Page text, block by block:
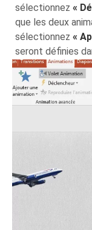
sélectionnez«
que les deux
sélectionnez«
seront définies